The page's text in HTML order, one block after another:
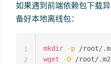
如果遇到前端依赖包下载
备好本地离线包：
mkdir
-p
wget
-O /root/
1
2